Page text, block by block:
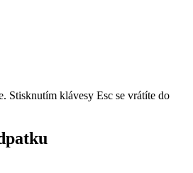
Stisknutím klávesy Esc se vrátíte do